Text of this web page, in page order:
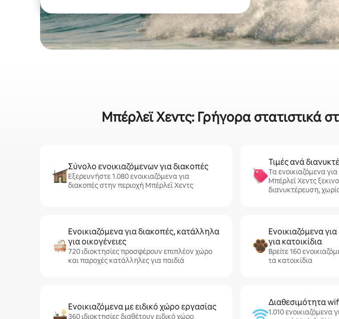
Μπέρλεϊ Χεντς: Γρήγορα στατιστικά
Σύνολο ενοικιαζόμενων για διακοπές
Εξερευνήστε 1.080 ενοικιαζόμενα για
διακοπές στην περιοχή Μπέρλεϊ Χεντς
Τιμές ανά
Τα ενοικιαζόμενα
Μπέρλεϊ Χεντς
διανυκτέρευση,
Ενοικιαζόμενα για διακοπές, κατάλληλα
για οικογένειες
720 ιδιοκτησίες προσφέρουν επιπλέον χώρο
και παροχές κατάλληλες για παιδιά
Ενοικιαζόμενα
για κατοικίδια
Βρείτε 160
τα κατοικίδια
Ενοικιαζόμενα με ειδικό χώρο εργασίας
360 ιδιοκτησίες διαθέτουν ειδικό χώρο
Διαθεσιμότητα
1.010 ενοικιαζόμενα